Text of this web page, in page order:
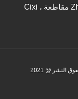
حقوق النشر @ 2021 Cixi Jinkai Electric Co.، Ltd. جميع الحقوق